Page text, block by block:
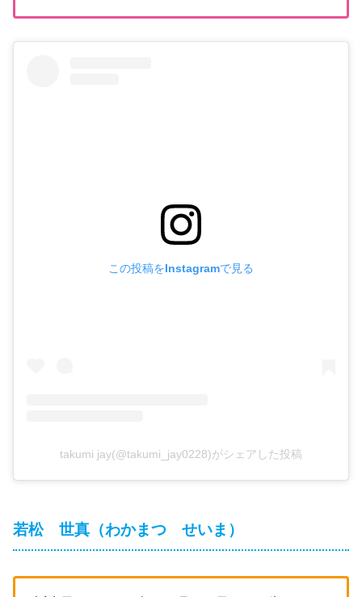
この投稿をInstagramで見る
takumi jay(@takumi_jay0228)がシェアした投稿
若松 世真（わかまつ せいま）